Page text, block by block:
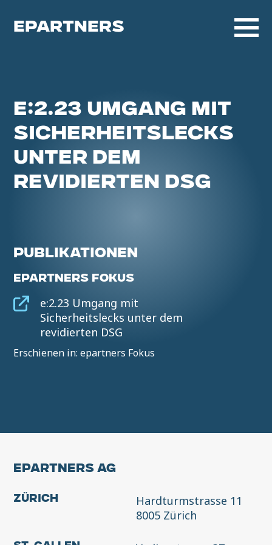
EPARTNERS
E:2.23 UMGANG MIT
SICHERHEITSLECKS
UNTER DEM
REVIDIERTEN DSG
PUBLIKATIONEN
EPARTNERS FOKUS
e:2.23 Umgang mit
Sicherheitslecks unter dem
revidierten DSG
Erschienen in: epartners Fokus
EPARTNERS AG
Zürich
Hardturmstrasse 11
8005 Zürich